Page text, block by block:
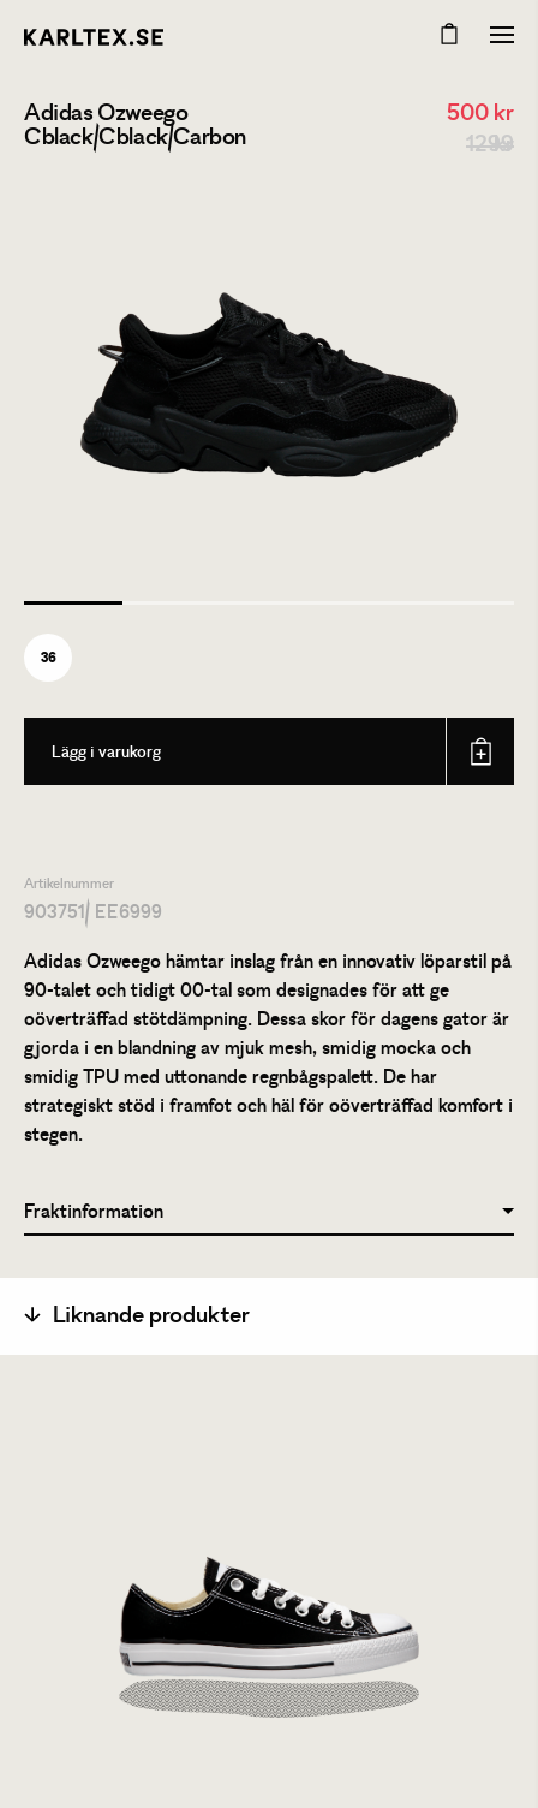
Adidas Ozweego
Cblack/Cblack/Carbon
500 kr
1299 kr
36
Lägg i varukorg
Artikelnummer
903751/ EE6999
Adidas Ozweego hämtar inslag från en innovativ löparstil på
90-talet och tidigt 00-tal som designades för att ge
oöverträffad stötdämpning. Dessa skor för dagens gator är
gjorda i en blandning av mjuk mesh, smidig mocka och
smidig TPU med uttonande regnbågspalett. De har
strategiskt stöd i framfot och häl för oöverträffad komfort i
stegen.
Fraktinformation
Liknande produkter